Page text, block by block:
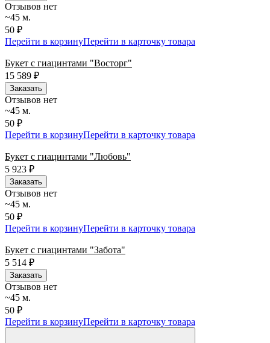
Отзывов нет
~45 м.
50 ₽
Перейти в корзинуПерейти в карточку товара
Букет с гиацинтами "Восторг"
15 589 ₽
Заказать
Отзывов нет
~45 м.
50 ₽
Перейти в корзинуПерейти в карточку товара
Букет с гиацинтами "Любовь"
5 923 ₽
Заказать
Отзывов нет
~45 м.
50 ₽
Перейти в корзинуПерейти в карточку товара
Букет с гиацинтами "Забота"
5 514 ₽
Заказать
Отзывов нет
~45 м.
50 ₽
Перейти в корзинуПерейти в карточку товара